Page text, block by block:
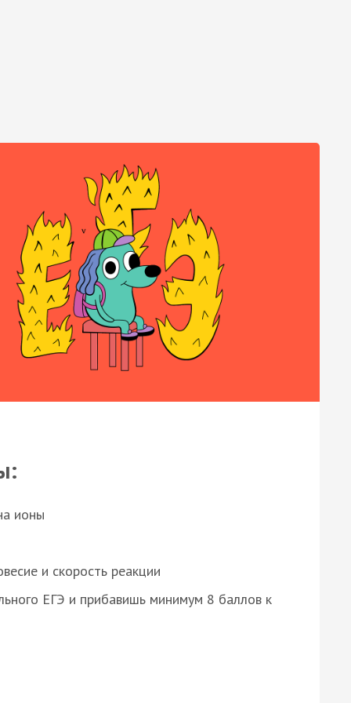
ионы
и скорость реакции
ЕГЭ и прибавишь минимум 8 баллов к